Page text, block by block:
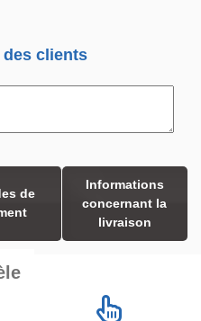
clients
de
Informations
concernant la
livraison